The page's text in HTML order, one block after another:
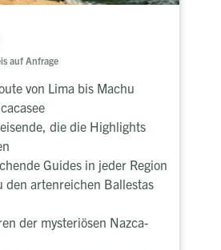
auf Anfrage
von Lima bis Machu
die die Highlights
Guides in jeder Region
den artenreichen Ballestas
der mysteriösen Nazca-